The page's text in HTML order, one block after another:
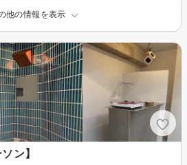
他の情報を表示
ン】